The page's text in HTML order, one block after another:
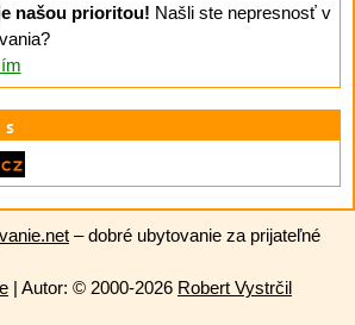
našou prioritou! Našli ste nepresnosť v
s
– dobré ubytovanie za prijateľné
| Autor: © 2000-2026 Robert Vystrčil